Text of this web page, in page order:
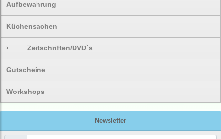
Aufbewahrung
Küchensachen
› Zeitschriften/DVD`s
Gutscheine
Workshops
Newsletter